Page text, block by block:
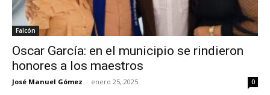
Falcón
Oscar García: en el municipio se rindieron
honores a los maestros
José Manuel Gómez - enero 25, 2025 0